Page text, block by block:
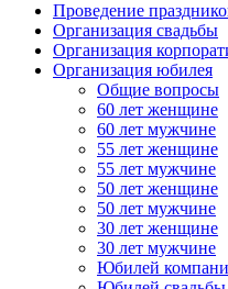
Проведение
Организация свадьбы
Организация
Организация юбилея
Общие вопросы
60 лет женщине
60 лет мужчине
55 лет женщине
55 лет мужчине
50 лет женщине
50 лет мужчине
30 лет женщине
30 лет мужчине
Юбилей